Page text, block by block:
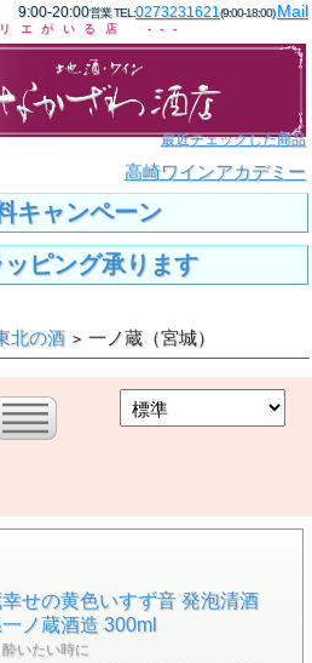
9:00-20:00営業 TEL:0273231621(9:00-18:00)Mail
エがいる店 ---
最近チェックした商品
高崎ワインアカデミー
キャンペーン
ピング承ります
北の酒 > 一ノ蔵（宮城）
せの黄色いすず音 発泡清酒
ノ蔵酒造 300ml
いたい時に